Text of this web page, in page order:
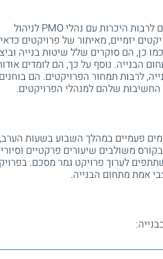
תחילה הם סוקרים את תחומי האחריות של מנהלי פרויקטים לרבות היכרות עם נהלי PMO לניהול
יזמיים, מאיתור של פרויקטים
כן, הם סוקרים שלל שיטות בנייה
הבנייה. נוסף על כך, הם לומדים
לרבות תמחור הפרויקטים. הם
החשיבות שלהם למנהלי הפרויקטים.
מתקיימים פעמיים במהלך השבוע בשעות הערב,
משולבים שיעורים פרקטיים
לערוך פרויקט גמר מסכם.
אמת מתחום הבנייה.